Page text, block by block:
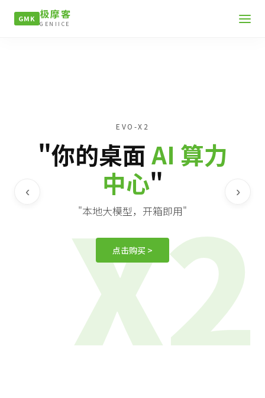
GMK 极摩客
GENIICE
X2
EVO-X2
"你的桌面AI 算力
中心"
"本地大模型，开箱即用"
点击购买 >
‹ ›